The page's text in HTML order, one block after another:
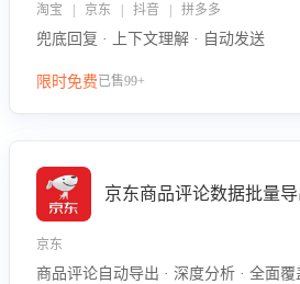
淘宝 | 京东 | 抖音 | 拼多多
兜底回复 · 上下文理解 · 自动发送
限时免费已售99+
京东商品评论数据批量
京东
商品评论自动导出 · 深度分析 · 全面覆